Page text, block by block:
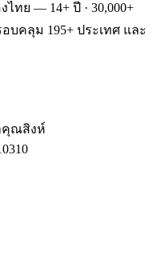
ทย — 14+ ปี · 30,000+
รอบคลุม 195+ ประเทศ และ
คุณสิงห์